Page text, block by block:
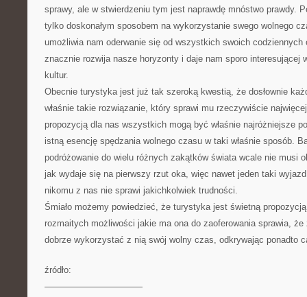
sprawy, ale w stwierdzeniu tym jest naprawdę mnóstwo prawdy.
tylko doskonałym sposobem na wykorzystanie swego wolnego
umożliwia nam oderwanie się od wszystkich swoich codziennych
znacznie rozwija nasze horyzonty i daje nam sporo interesującej
kultur.
Obecnie turystyka jest już tak szeroką kwestią, że dosłownie
właśnie takie rozwiązanie, który sprawi mu rzeczywiście
propozycją dla nas wszystkich mogą być właśnie najróżniejsze
istną esencję spędzania wolnego czasu w taki właśnie sposób.
podróżowanie do wielu różnych zakątków świata wcale nie musi
jak wydaje się na pierwszy rzut oka, więc nawet jeden taki
nikomu z nas nie sprawi jakichkolwiek trudności.
Śmiało możemy powiedzieć, że turystyka jest świetną
rozmaitych możliwości jakie ma ona do zaoferowania sprawia, że
dobrze wykorzystać z nią swój wolny czas, odkrywając ponadto
źródło:
———————————